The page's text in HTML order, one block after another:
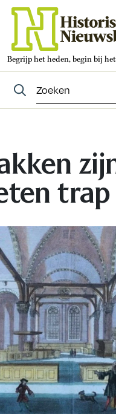
Begrijp het heden, begin bij
trap